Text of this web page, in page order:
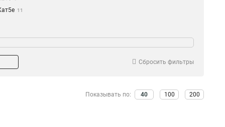
11
5 Металлик 1
Сбросить фильтры
Показывать по: 40 100 200